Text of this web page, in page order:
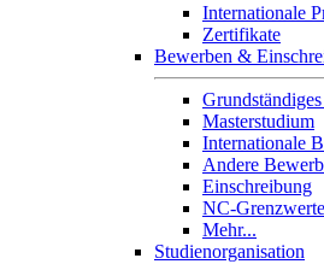
Internationale
Zertifikate
Bewerben &
Masterstudium
Internationale
Andere
Einschreibung
NC-Grenzwerte
Mehr...
Studienorganisation